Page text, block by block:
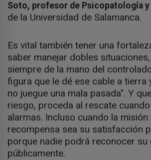
Soto, profesor de Psicopatología y
de la Universidad de Salamanca.
Es vital también tener una
saber manejar dobles
siempre de la mano del
figura que le dé ese cable a tierra
no juegue una mala pasada". Y
riesgo, proceda al rescate
alarmas. Incluso cuando la misión
recompensa sea su satisfacción
porque nadie podrá reconocer su
públicamente.